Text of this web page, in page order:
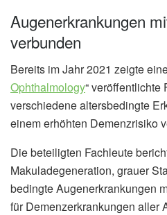
Augenerkrankungen
verbunden
Bereits im Jahr 2021 zeigte
Ophthalmology“ veröffentlichte
verschiedene altersbedingte
einem erhöhten Demenzrisiko
Die beteiligten Fachleute
Makuladegeneration, grauer
bedingte Augenerkrankungen
für Demenzerkrankungen aller